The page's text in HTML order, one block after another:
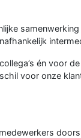
én voor
voor onze